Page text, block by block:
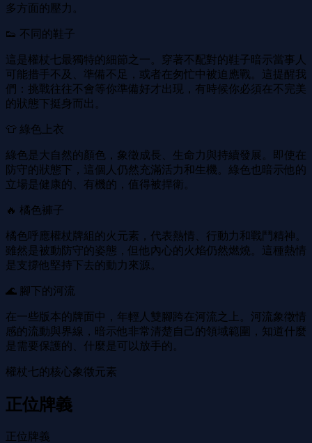
多方面的壓力。
👟 不同的鞋子
這是權杖七最獨特的細節之一。穿著不配對的鞋子暗示當事人
可能措手不及、準備不足，或者在匆忙中被迫應戰。這提醒我
們：挑戰往往不會等你準備好才出現，有時候你必須在不完美
的狀態下挺身而出。
👕 綠色上衣
綠色是大自然的顏色，象徵成長、生命力與持續發展。即使在
防守的狀態下，這個人仍然充滿活力和生機。綠色也暗示他的
立場是健康的、有機的，值得被捍衛。
🔥 橘色褲子
橘色呼應權杖牌組的火元素，代表熱情、行動力和戰鬥精神。
雖然是被動防守的姿態，但他內心的火焰仍然燃燒。這種熱情
是支撐他堅持下去的動力來源。
🌊 腳下的河流
在一些版本的牌面中，年輕人雙腳跨在河流之上。河流象徵情
感的流動與界線，暗示他非常清楚自己的領域範圍，知道什麼
是需要保護的、什麼是可以放手的。
權杖七的核心象徵元素
正位牌義
正位牌義